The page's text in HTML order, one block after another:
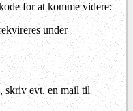
for at komme videre:
under
skriv evt. en mail til